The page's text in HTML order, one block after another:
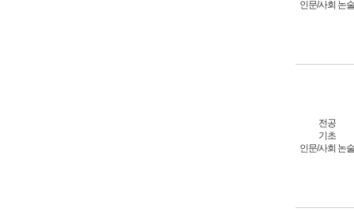
인문/사회 논술
전공
기초
인문/사회 논술